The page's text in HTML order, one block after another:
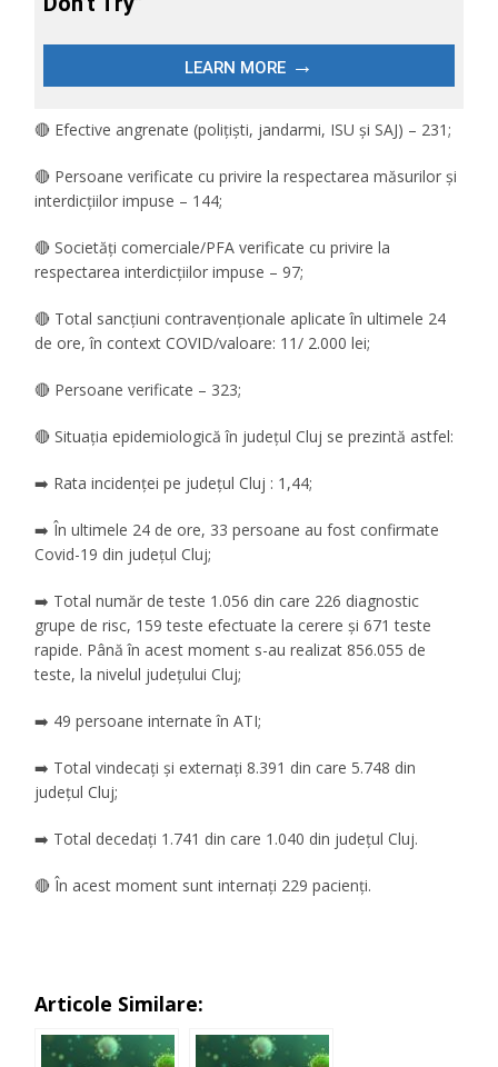
🔴 Efective angrenate (polițiști, jandarmi, ISU și SAJ) – 231;
🔴 Persoane verificate cu privire la respectarea măsurilor și
interdicțiilor impuse – 144;
🔴 Societăți comerciale/PFA verificate cu privire la
respectarea interdicțiilor impuse – 97;
🔴 Total sancțiuni contravenționale aplicate în ultimele 24
de ore, în context COVID/valoare: 11/ 2.000 lei;
🔴 Persoane verificate – 323;
🔴 Situația epidemiologică în județul Cluj se prezintă astfel:
➡️ Rata incidenței pe județul Cluj : 1,44;
➡️ În ultimele 24 de ore, 33 persoane au fost confirmate
Covid-19 din județul Cluj;
➡️ Total număr de teste 1.056 din care 226 diagnostic
grupe de risc, 159 teste efectuate la cerere și 671 teste
rapide. Până în acest moment s-au realizat 856.055 de
teste, la nivelul județului Cluj;
➡️ 49 persoane internate în ATI;
➡️ Total vindecați și externați 8.391 din care 5.748 din
județul Cluj;
➡️ Total decedați 1.741 din care 1.040 din județul Cluj.
🔴 În acest moment sunt internați 229 pacienți.
Articole Similare: